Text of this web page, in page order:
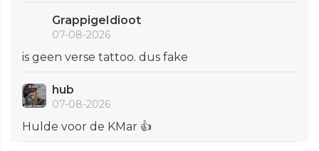
GrappigeIdioot
07-08-2026
is geen verse tattoo. dus fake
hub
07-08-2026
Hulde voor de KMar 👍